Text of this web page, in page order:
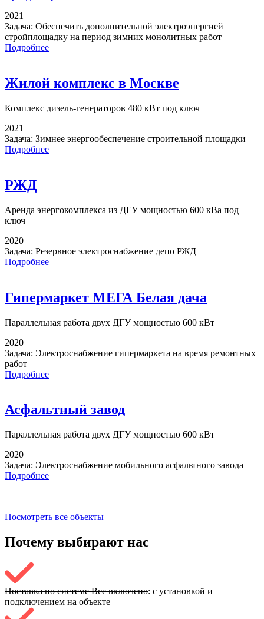
2021
Задача: Обеспечить дополнительной электроэнергией
стройплощадку на период зимних монолитных работ
Подробнее
Жилой комплекс в Москве
Комплекс дизель-генераторов 480 кВт под ключ
2021
Задача: Зимнее энергообеспечение строительной площадки
Подробнее
РЖД
Аренда энергокомплекса из ДГУ мощностью 600 кВа под
ключ
2020
Задача: Резервное электроснабжение депо РЖД
Подробнее
Гипермаркет МЕГА Белая дача
Параллельная работа двух ДГУ мощностью 600 кВт
2020
Задача: Электроснабжение гипермаркета на время ремонтных
работ
Подробнее
Асфальтный завод
Параллельная работа двух ДГУ мощностью 600 кВт
2020
Задача: Электроснабжение мобильного асфальтного завода
Подробнее
Посмотреть все объекты
Почему выбирают нас
Поставка по системе Все включено: с установкой и
подключением на объекте